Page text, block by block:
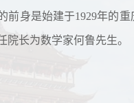
前身是始建于1929年的
长为数学家何鲁先生。